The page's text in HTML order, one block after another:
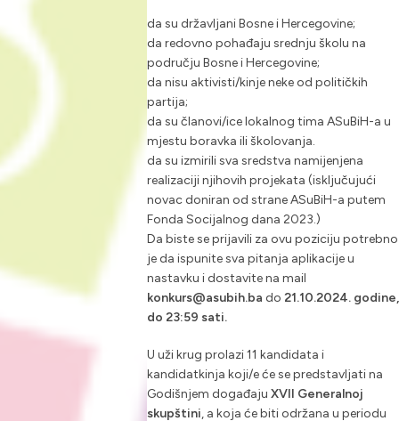
da su državljani Bosne i Hercegovine;
da redovno pohađaju srednju školu na
području Bosne i Hercegovine;
da nisu aktivisti/kinje neke od političkih
partija;
da su članovi/ice lokalnog tima ASuBiH-a u
mjestu boravka ili školovanja.
da su izmirili sva sredstva namijenjena
realizaciji njihovih projekata (isključujući
novac doniran od strane ASuBiH-a putem
Fonda Socijalnog dana 2023.)
Da biste se prijavili za ovu poziciju potrebno
je da ispunite sva pitanja aplikacije u
nastavku i dostavite na mail
konkurs@asubih.ba do 21.10.2024. godine,
do 23:59 sati.
U uži krug prolazi 11 kandidata i
kandidatkinja koji/e će se predstavljati na
Godišnjem događaju XVII Generalnoj
skupštini, a koja će biti održana u periodu